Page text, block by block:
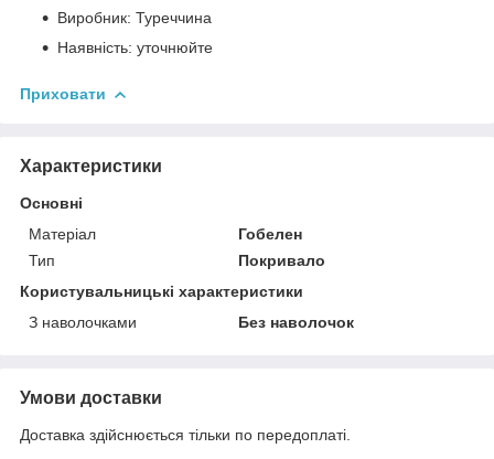
Виробник: Туреччина
Наявність: уточнюйте
Приховати
Характеристики
Основні
Матеріал
Гобелен
Тип
Покривало
Користувальницькі характеристики
З наволочками
Без наволочок
Умови доставки
Доставка здійснюється тільки по передоплаті.